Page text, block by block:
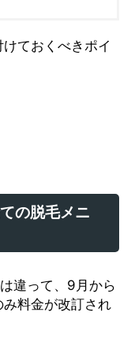
ておくべきポイ
の脱毛メニ
違って、9月から
料金が改訂され